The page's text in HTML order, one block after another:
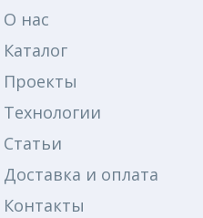
О нас
Каталог
Проекты
Технологии
Статьи
Доставка и оплата
Контакты